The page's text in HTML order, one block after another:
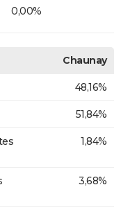
0,00%
Chaunay
48,16%
51,84%
1,84%
3,68%